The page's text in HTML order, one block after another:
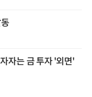
자는 금 투자 '외면'